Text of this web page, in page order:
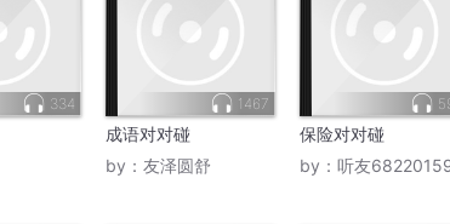
334 1467
成语对对碰
by： 友泽圆舒
保险对对碰
by： 听友